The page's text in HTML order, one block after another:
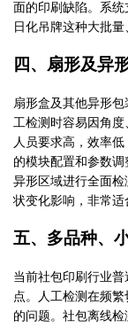
面的印刷缺陷。系
日化吊牌这种大批量
四、扇形及异
扇形盒及其他异形
工检测时容易因角
人员要求高，效率
的模块配置和参数
异形区域进行全面
状变化影响，非常适
五、多品种、
当前社包印刷行业
点。人工检测在频
的问题。社包离线